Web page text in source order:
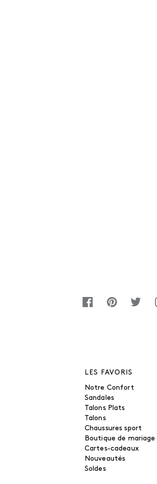
LES FAVORIS
Notre Confort
Sandales
Talons Plats
Talons
Chaussures sport
Boutique de mariage
Cartes-cadeaux
Nouveautés
Soldes